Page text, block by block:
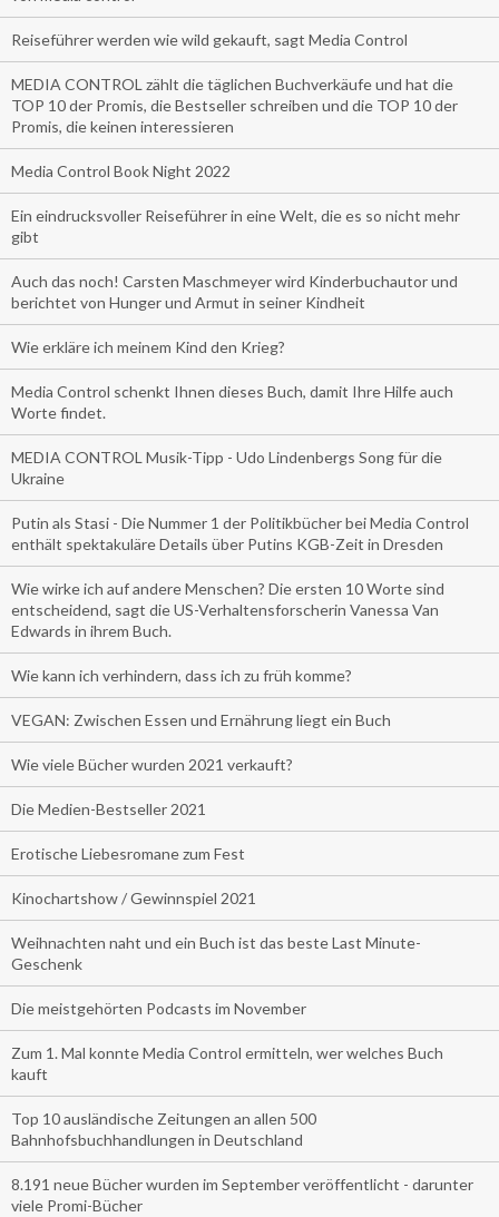
Reiseführer werden wie wild gekauft, sagt Media Control
MEDIA CONTROL zählt die täglichen Buchverkäufe und hat die
TOP 10 der Promis, die Bestseller schreiben und die TOP 10 der
Promis, die keinen interessieren
Media Control Book Night 2022
Ein eindrucksvoller Reiseführer in eine Welt, die es so nicht mehr
gibt
Auch das noch! Carsten Maschmeyer wird Kinderbuchautor und
berichtet von Hunger und Armut in seiner Kindheit
Wie erkläre ich meinem Kind den Krieg?
Media Control schenkt Ihnen dieses Buch, damit Ihre Hilfe auch
Worte findet.
MEDIA CONTROL Musik-Tipp - Udo Lindenbergs Song für die
Ukraine
Putin als Stasi - Die Nummer 1 der Politikbücher bei Media Control
enthält spektakuläre Details über Putins KGB-Zeit in Dresden
Wie wirke ich auf andere Menschen? Die ersten 10 Worte sind
entscheidend, sagt die US-Verhaltensforscherin Vanessa Van
Edwards in ihrem Buch.
Wie kann ich verhindern, dass ich zu früh komme?
VEGAN: Zwischen Essen und Ernährung liegt ein Buch
Wie viele Bücher wurden 2021 verkauft?
Die Medien-Bestseller 2021
Erotische Liebesromane zum Fest
Kinochartshow / Gewinnspiel 2021
Weihnachten naht und ein Buch ist das beste Last Minute-
Geschenk
Die meistgehörten Podcasts im November
Zum 1. Mal konnte Media Control ermitteln, wer welches Buch
kauft
Top 10 ausländische Zeitungen an allen 500
Bahnhofsbuchhandlungen in Deutschland
8.191 neue Bücher wurden im September veröffentlicht - darunter
viele Promi-Bücher